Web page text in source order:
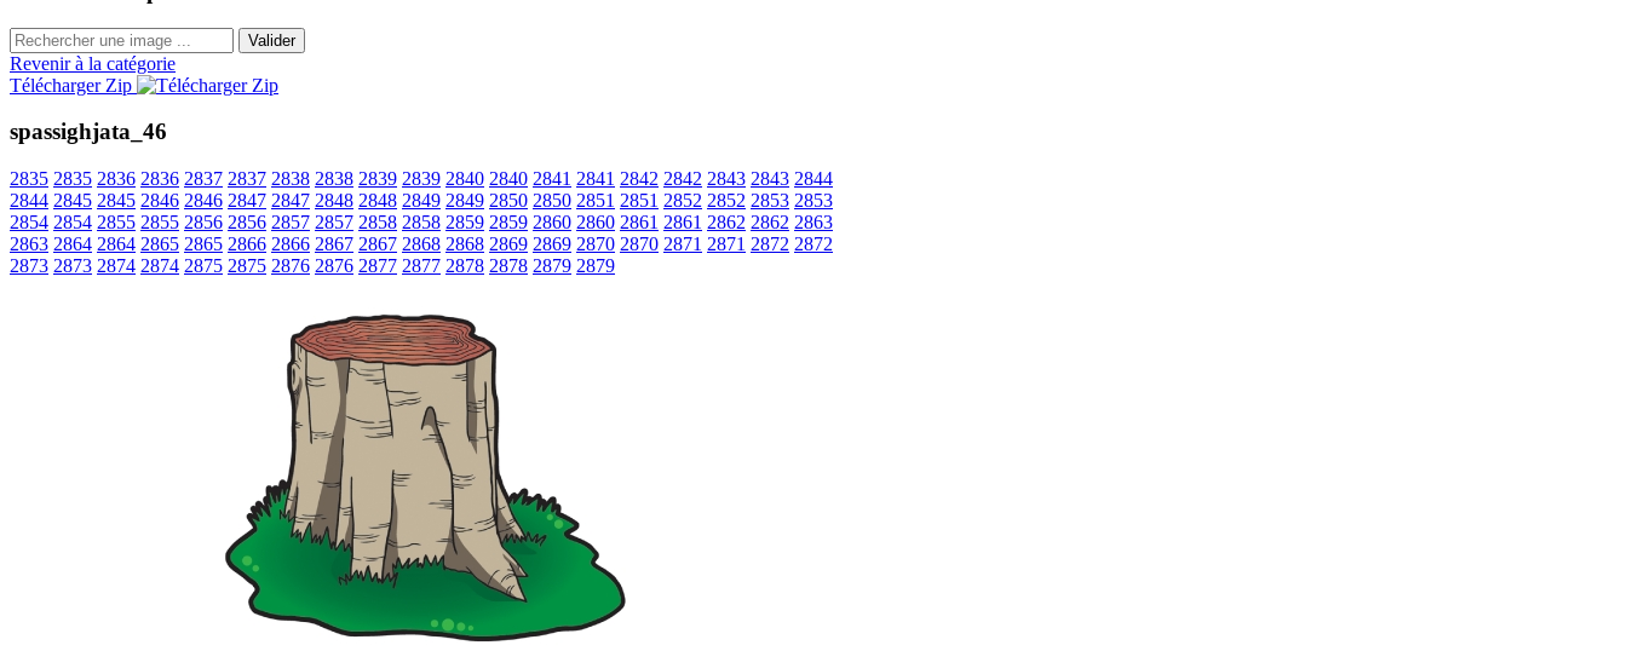
Valider
Revenir à la catégorie
Télécharger Zip
spassighjata_46
2835 2835 2836 2836 2837 2837 2838 2838 2839 2839 2840 2840 2841 2841 2842 2842 2843 2843 2844
2844 2845 2845 2846 2846 2847 2847 2848 2848 2849 2849 2850 2850 2851 2851 2852 2852 2853 2853
2854 2854 2855 2855 2856 2856 2857 2857 2858 2858 2859 2859 2860 2860 2861 2861 2862 2862 2863
2863 2864 2864 2865 2865 2866 2866 2867 2867 2868 2868 2869 2869 2870 2870 2871 2871 2872 2872
2873 2873 2874 2874 2875 2875 2876 2876 2877 2877 2878 2878 2879 2879